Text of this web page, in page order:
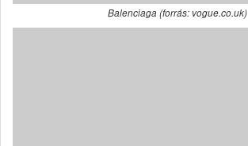
Balenciaga (forrás: vogue.co.uk)